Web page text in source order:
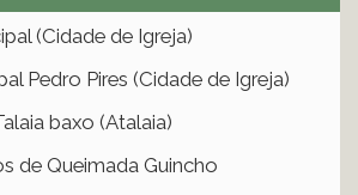
(Cidade de Igreja)
Pedro Pires (Cidade de Igreja)
baxo (Atalaia)
de Queimada Guincho